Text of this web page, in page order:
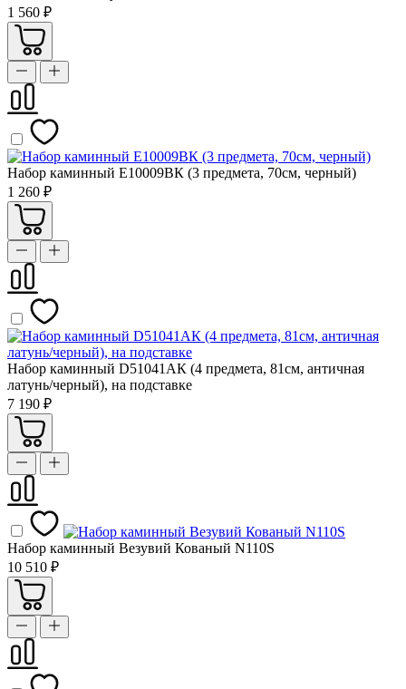
1 560 ₽
Набор каминный Е10009ВК (3 предмета, 70см, черный)
1 260 ₽
Набор каминный D51041АК (4 предмета, 81см, античная
латунь/черный), на подставке
7 190 ₽
Набор каминный Везувий Кованый N110S
10 510 ₽